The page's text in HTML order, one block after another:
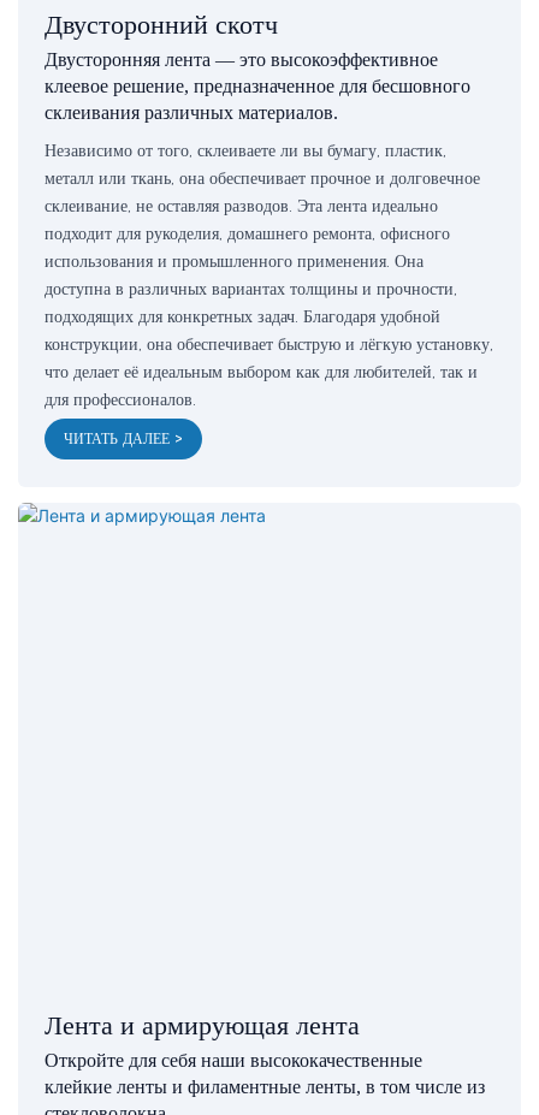
Двусторонний скотч
Двусторонняя лента — это высокоэффективное
клеевое решение, предназначенное для бесшовного
склеивания различных материалов.
Независимо от того, склеиваете ли вы бумагу, пластик,
металл или ткань, она обеспечивает прочное и долговечное
склеивание, не оставляя разводов. Эта лента идеально
подходит для рукоделия, домашнего ремонта, офисного
использования и промышленного применения. Она
доступна в различных вариантах толщины и прочности,
подходящих для конкретных задач. Благодаря удобной
конструкции, она обеспечивает быструю и лёгкую установку,
что делает её идеальным выбором как для любителей, так и
для профессионалов.
ЧИТАТЬ ДАЛЕЕ >
Лента и армирующая лента
Откройте для себя наши высококачественные
клейкие ленты и филаментные ленты, в том числе из